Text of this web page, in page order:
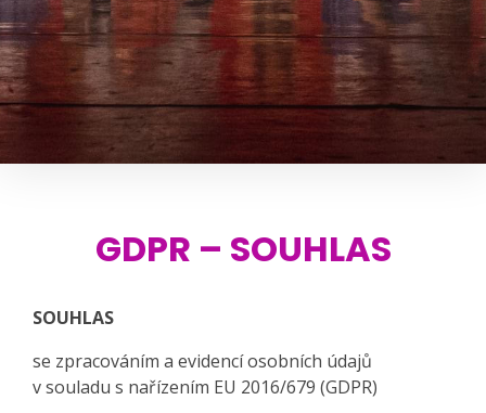
GDPR – SOUHLAS
SOUHLAS
se zpracováním a evidencí osobních údajů
v souladu s nařízením EU 2016/679 (GDPR)